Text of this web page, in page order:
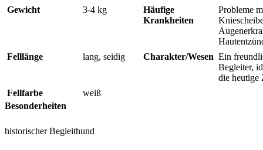
Gewicht
3-4 kg
Häufige
Krankheiten
Probleme
Felllänge
lang, seidig Charakter/Wesen Ein
Begleiter,
die heutige
Fellfarbe
weiß
Besonderheiten
historischer Begleithund